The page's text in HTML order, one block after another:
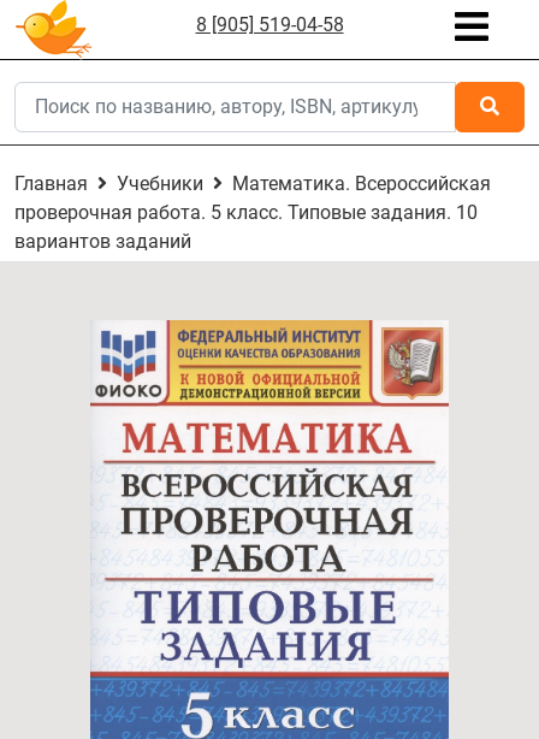
8 [905] 519-04-58
Главная Учебники
Математика. Всероссийская
проверочная работа. 5 класс. Типовые задания. 10
вариантов заданий